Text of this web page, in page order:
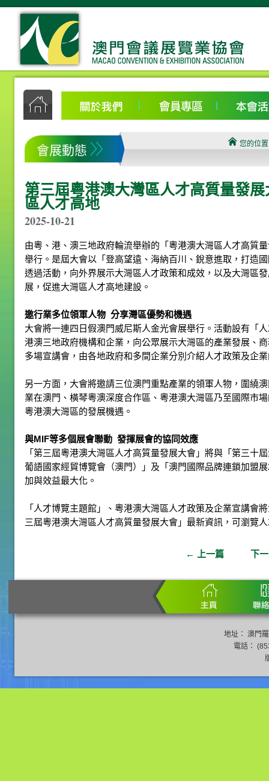
會展動態 您的位
第三屆粵港澳大灣區人才高質量發
區人才高地
2025-10-21
由粵、港、澳三地政府輪流舉辦的「粵港澳大灣區人才高質
舉行。是屆大會以「登高望遠、海納百川、銳意進取，打造
透過活動，向外界展示大灣區人才政策和成效，以及大灣區
展，促進大灣區人才高地建設。
邀行業多位領軍人物 分享灣區優勢和機遇
大會將一連四日假澳門威尼斯人金光會展舉行。活動設有「
港澳三地政府機構和企業，向公眾展示大灣區的產業發展、
多場宣講會，由各地政府和多間企業分別介紹人才政策及企
另一方面，大會將邀請三位澳門重點產業的領軍人物，圍繞
業在澳門、橫琴粵澳深度合作區、粵港澳大灣區乃至國際市
粵港澳大灣區的發展機遇。
與MIF等多個展會聯動 發揮展會的協同效應
「第三屆粵港澳大灣區人才高質量發展大會」將與「第三
葡語國家經貿博覽會（澳門）」及「澳門國際品牌連鎖加盟
加與效益最大化。
「人才博覽主題館」、粵港澳大灣區人才政策及企業宣講會
三屆粵港澳大灣區人才高質量發展大會」最新資訊，可瀏覽
← 上一篇 下
地址： 澳門
電話：